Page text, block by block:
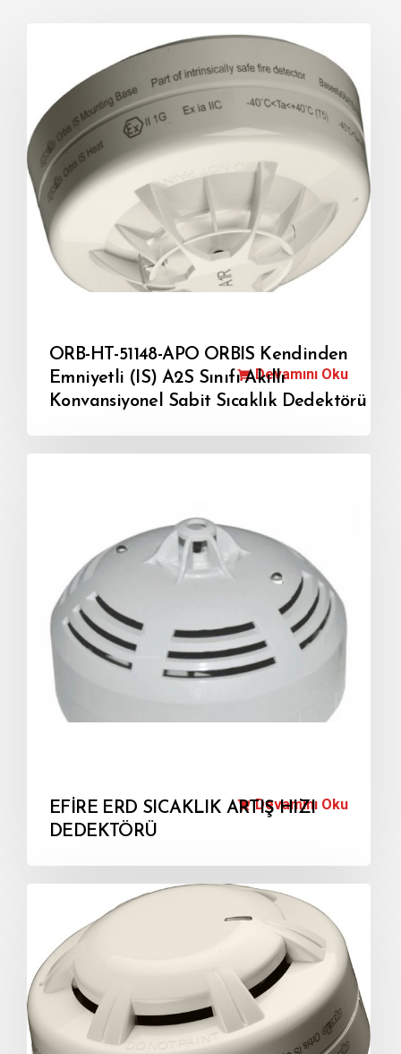
ORB-HT-51148-APO ORBIS Kendinden
Emniyetli (IS) A2S Sınıfı Akıllı
Konvansiyonel Sabit Sıcaklık Dedektörü
Devamını Oku
EFİRE ERD SICAKLIK ARTIŞ HIZI
DEDEKTÖRÜ
Devamını Oku